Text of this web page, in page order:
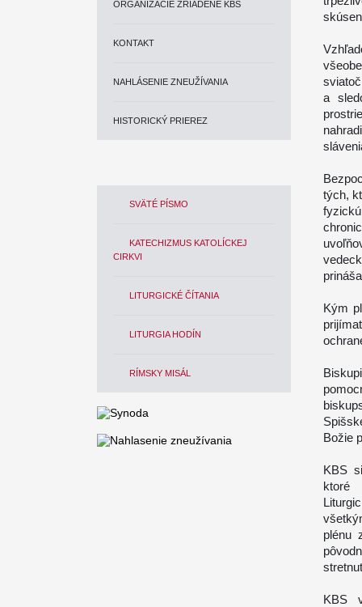
ORGANIZÁCIE ZRIADENÉ KBS
KONTAKT
NAHLÁSENIE ZNEUŽÍVANIA
HISTORICKÝ PRIEREZ
SVÄTÉ PÍSMO
KATECHIZMUS KATOLÍCKEJ
CIRKVI
LITURGICKÉ ČÍTANIA
LITURGIA HODÍN
RÍMSKY MISÁL
a
tých,
Kým
Božie
KBS
ktoré
plénu
KBS